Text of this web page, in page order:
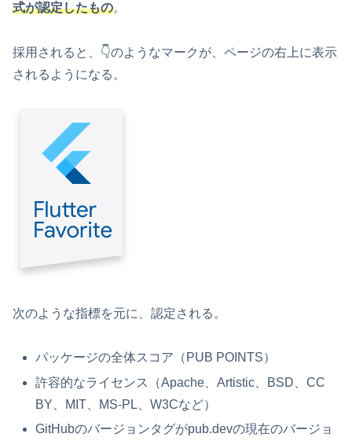
式が認定したもの。
採用されると、👇のようなマークが、ページの右上に表示
されるようになる。
次のような指標を元に、認定される。
パッケージの全体スコア（PUB POINTS）
許容的なライセンス（Apache、Artistic、BSD、CC
BY、MIT、MS-PL、W3Cなど）
GitHubのバージョンタグがpub.devの現在のバージョ